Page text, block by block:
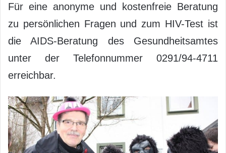
Für eine anonyme und kostenfreie Beratung
zu persönlichen Fragen und zum HIV-Test ist
die AIDS-Beratung des Gesundheitsamtes
unter der Telefonnummer 0291/94-4711
erreichbar.